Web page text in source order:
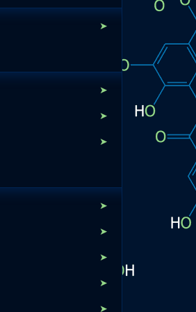
➤
➤
➤
➤
➤
➤
➤
➤
➤